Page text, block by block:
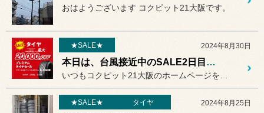
おはようございます コクピット21大阪です。
★SALE★ 2024年8月30日
本日は、台風接近中のSALE2日目です。
いつもコクピット21大阪のホームページをご覧いただきありがとうござ...
★SALE★ タイヤ 2024年8月25日